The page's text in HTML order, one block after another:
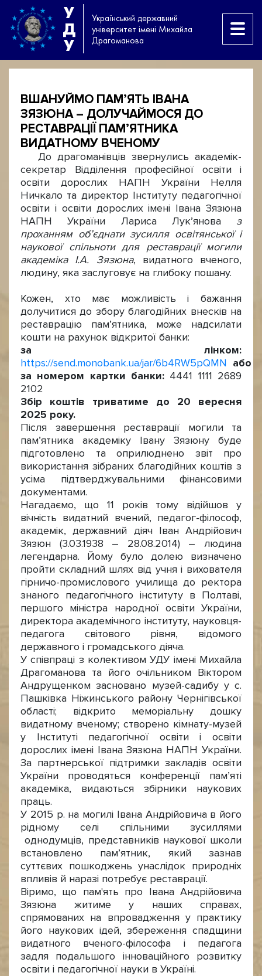
У
Д
У
Український державний
університет імені Михайла
Драгоманова
ВШАНУЙМО ПАМ’ЯТЬ ІВАНА
ЗЯЗЮНА – ДОЛУЧАЙМОСЯ ДО
РЕСТАВРАЦІЇ ПАМ’ЯТНИКА
ВИДАТНОМУ ВЧЕНОМУ
До драгоманівців звернулись академік-
секретар Відділення професійної освіти і
освіти дорослих НАПН України Нелля
Ничкало та директор Інституту педагогічної
освіти і освіти дорослих імені Івана Зязюна
НАПН України Лариса Лук’янова з
проханням об’єднати зусилля освітянської і
наукової спільноти для реставрації могили
академіка І.А. Зязюна, видатного вченого,
людину, яка заслуговує на глибоку пошану.
Кожен, хто має можливість і бажання
долучитися до збору благодійних внесків на
реставрацію пам’ятника, може надсилати
кошти на рахунок відкритої банки:
за лінком:
https://send.monobank.ua/jar/6b4RW5pQMN або
за номером картки банки: 4441 1111 2689
2102
Збір коштів триватиме до 20 вересня
2025 року.
Після завершення реставрації могили та
пам’ятника академіку Івану Зязюну буде
підготовлено та оприлюднено звіт про
використання зібраних благодійних коштів з
усіма підтверджувальними фінансовими
документами.
Нагадаємо, що 11 років тому відійшов у
вічність видатний вчений, педагог-філософ,
академік, державний діяч Іван Андрійович
Зязюн (3.03.1938 – 28.08.2014) – людина
легендарна. Йому було долею визначено
пройти складний шлях від учня і вихователя
гірничо-промислового училища до ректора
знаного педагогічного інституту в Полтаві,
першого міністра народної освіти України,
директора академічного інституту, науковця-
педагога світового рівня, відомого
державного і громадського діяча.
У співпраці з колективом УДУ імені Михайла
Драгоманова та його очільником Віктором
Андрущенком засновано музей-садибу у с.
Пашківка Ніжинського району Чернігівської
області; відкрито меморіальну дошку
видатному вченому; створено кімнату-музей
у Інституті педагогічної освіти і освіти
дорослих імені Івана Зязюна НАПН України.
За партнерської підтримки закладів освіти
України проводяться конференції пам’яті
академіка, видаються збірники наукових
праць.
У 2015 р. на могилі Івана Андрійовича в його
рідному селі спільними зусиллями
однодумців, представників наукової школи
встановлено пам’ятник, який зазнав
суттєвих пошкоджень унаслідок природніх
впливів й наразі потребує реставрації.
Віримо, що пам'ять про Івана Андрійовича
Зязюна житиме у наших справах,
спрямованих на впровадження у практику
його наукових ідей, збереження спадщини
видатного вченого-філософа і педагога
задля подальшого інноваційного розвитку
освіти і педагогічної науки в Україні.